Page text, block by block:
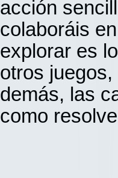
acción
colaboráis
explorar es
otros
demás, las
como